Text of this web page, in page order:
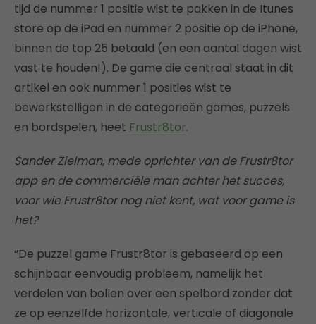
tijd de nummer 1 positie wist te pakken in de Itunes
store op de iPad en nummer 2 positie op de iPhone,
binnen de top 25 betaald (en een aantal dagen wist
vast te houden!). De game die centraal staat in dit
artikel en ook nummer 1 posities wist te
bewerkstelligen in de categorieën games, puzzels
en bordspelen, heet Frustr8tor.
Sander Zielman, mede oprichter van de Frustr8tor
app en de commerciële man achter het succes,
voor wie Frustr8tor nog niet kent, wat voor game is
het?
“De puzzel game Frustr8tor is gebaseerd op een
schijnbaar eenvoudig probleem, namelijk het
verdelen van bollen over een spelbord zonder dat
ze op eenzelfde horizontale, verticale of diagonale